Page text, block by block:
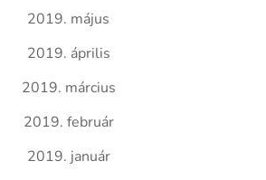
2019. május
2019. április
2019. március
2019. február
2019. január